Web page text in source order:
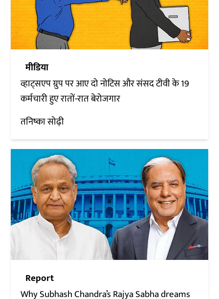
मीडिया
व्हाट्सएप ग्रुप पर आए दो नोटिस और संसद टीवी के 19
कर्मचारी हुए रातों-रात बेरोजगार
तनिष्का सोढ़ी
Report
Why Subhash Chandra’s Rajya Sabha dreams